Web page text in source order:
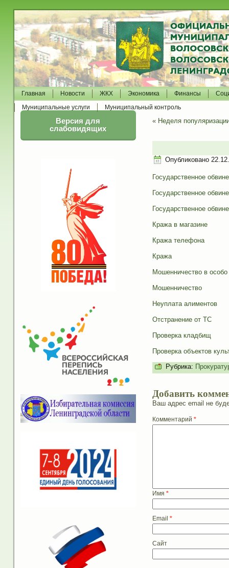
Главная Новости ЖКХ Экономика Финансы
Муниципальные услуги
Муниципальный контроль
Версия для
слабовидящих
« Неделя
Опубликовано
Государственное
Государственное
Государственное
Кража в магазине
Кража телефона
Кража
Мошенничество в
Мошенничество
Неуплата алиментов
Отстранение от ТС
Проверка кладбищ
Проверка объектов
Рубрика:
Добавить
Ваш адрес email не
Комментарий *
Имя *
Email *
Сайт